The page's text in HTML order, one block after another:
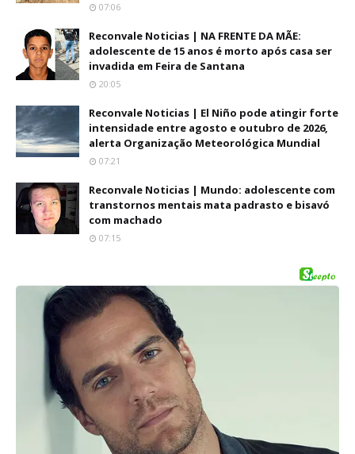
07:06
Reconvale Noticias | NA FRENTE DA MÃE:
adolescente de 15 anos é morto após casa ser
invadida em Feira de Santana
20:05
Reconvale Noticias | El Niño pode atingir forte
intensidade entre agosto e outubro de 2026,
alerta Organização Meteorológica Mundial
07:21
Reconvale Noticias | Mundo: adolescente com
transtornos mentais mata padrasto e bisavó
com machado
07:15